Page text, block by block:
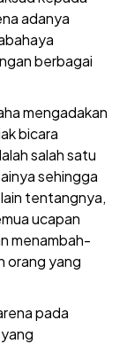
adanya
berbagai
mengadakan
bicara
salah satu
sehingga
tentangnya,
ucapan
menambah-
orang yang
pada